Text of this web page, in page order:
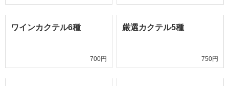
ワインカクテル6種
700円
厳選カクテル5種
750円